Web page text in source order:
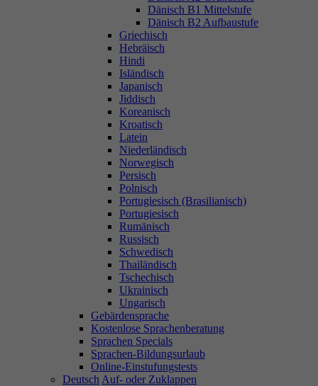
Dänisch B1 Mittelstufe
Dänisch B2 Aufbaustufe
Griechisch
Hebräisch
Hindi
Isländisch
Japanisch
Jiddisch
Koreanisch
Kroatisch
Latein
Niederländisch
Norwegisch
Persisch
Polnisch
Portugiesisch (Brasilianisch)
Portugiesisch
Rumänisch
Russisch
Schwedisch
Thailändisch
Tschechisch
Ukrainisch
Ungarisch
Gebärdensprache
Kostenlose Sprachenberatung
Sprachen Specials
Sprachen-Bildungsurlaub
Online-Einstufungstests
Deutsch Auf- oder Zuklappen